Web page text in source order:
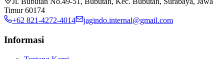
Timur 60174
+62 821-4272-4014
jagindo.internal@gmail.com
Informasi